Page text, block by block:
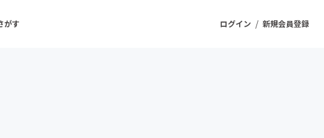
ログイン / 新規会員登録
がす